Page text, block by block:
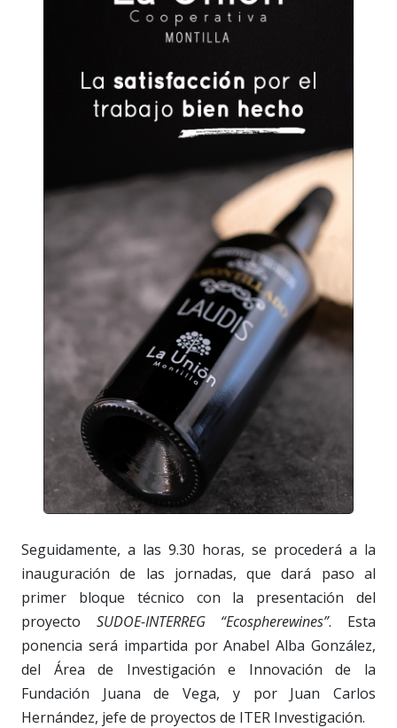
Seguidamente, a las 9.30 horas, se procederá a la
inauguración de las jornadas, que dará paso al
primer bloque técnico con la presentación del
proyecto SUDOE-INTERREG “Ecospherewines”. Esta
ponencia será impartida por Anabel Alba González,
del Área de Investigación e Innovación de la
Fundación Juana de Vega, y por Juan Carlos
Hernández, jefe de proyectos de ITER Investigación.